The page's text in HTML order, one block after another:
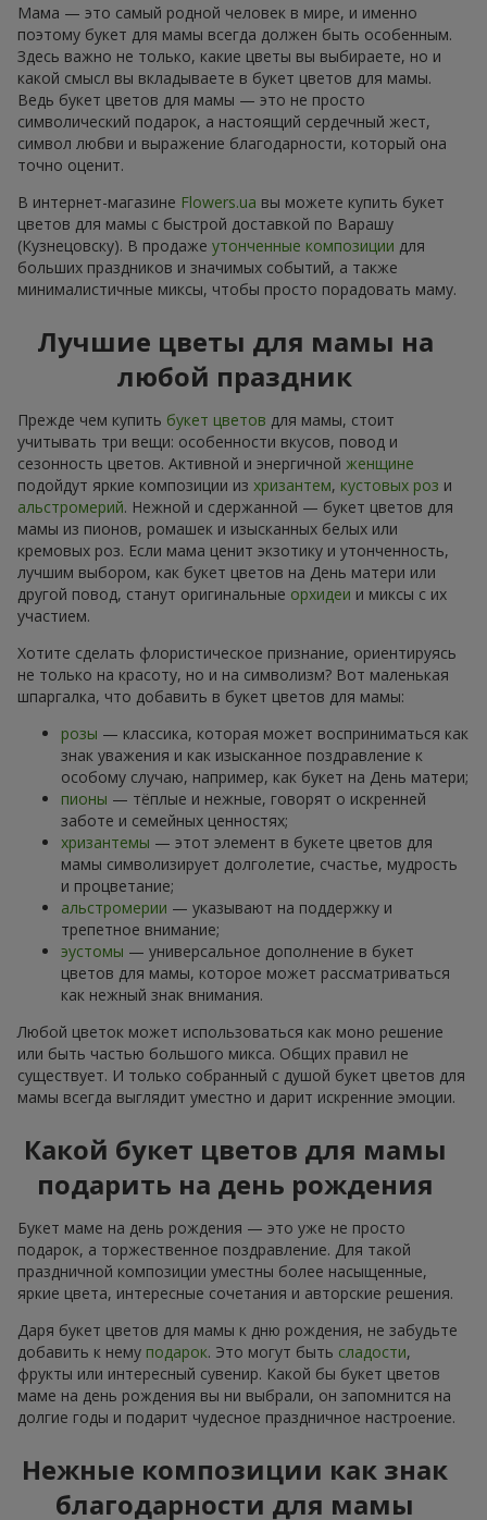
Мама — это самый родной человек в мире, и именно
поэтому букет для мамы всегда должен быть особенным.
Здесь важно не только, какие цветы вы выбираете, но и
какой смысл вы вкладываете в букет цветов для мамы.
Ведь букет цветов для мамы — это не просто
символический подарок, а настоящий сердечный жест,
символ любви и выражение благодарности, который она
точно оценит.
В интернет-магазине Flowers.ua вы можете купить букет
цветов для мамы с быстрой доставкой по Варашу
(Кузнецовску). В продаже утонченные композиции для
больших праздников и значимых событий, а также
минималистичные миксы, чтобы просто порадовать маму.
Лучшие цветы для мамы на
любой праздник
Прежде чем купить букет цветов для мамы, стоит
учитывать три вещи: особенности вкусов, повод и
сезонность цветов. Активной и энергичной женщине
подойдут яркие композиции из хризантем, кустовых роз и
альстромерий. Нежной и сдержанной — букет цветов для
мамы из пионов, ромашек и изысканных белых или
кремовых роз. Если мама ценит экзотику и утонченность,
лучшим выбором, как букет цветов на День матери или
другой повод, станут оригинальные орхидеи и миксы с их
участием.
Хотите сделать флористическое признание, ориентируясь
не только на красоту, но и на символизм? Вот маленькая
шпаргалка, что добавить в букет цветов для мамы:
розы — классика, которая может восприниматься как
знак уважения и как изысканное поздравление к
особому случаю, например, как букет на День матери;
пионы — тёплые и нежные, говорят о искренней
заботе и семейных ценностях;
хризантемы — этот элемент в букете цветов для
мамы символизирует долголетие, счастье, мудрость
и процветание;
альстромерии — указывают на поддержку и
трепетное внимание;
эустомы — универсальное дополнение в букет
цветов для мамы, которое может рассматриваться
как нежный знак внимания.
Любой цветок может использоваться как моно решение
или быть частью большого микса. Общих правил не
существует. И только собранный с душой букет цветов для
мамы всегда выглядит уместно и дарит искренние эмоции.
Какой букет цветов для мамы
подарить на день рождения
Букет маме на день рождения — это уже не просто
подарок, а торжественное поздравление. Для такой
праздничной композиции уместны более насыщенные,
яркие цвета, интересные сочетания и авторские решения.
Даря букет цветов для мамы к дню рождения, не забудьте
добавить к нему подарок. Это могут быть сладости,
фрукты или интересный сувенир. Какой бы букет цветов
маме на день рождения вы ни выбрали, он запомнится на
долгие годы и подарит чудесное праздничное настроение.
Нежные композиции как знак
благодарности для мамы